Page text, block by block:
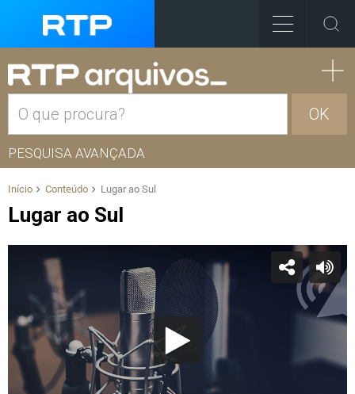
OK
PESQUISA AVANÇADA
Início Conteúdo Lugar ao Sul
Lugar ao Sul